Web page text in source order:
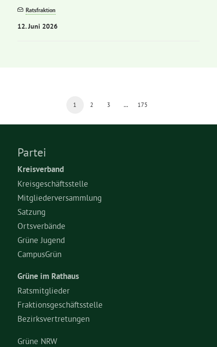
Ratsfraktion
12. Juni 2026
1 2 3 … 175
Partei
Kreisverband
Kreisgeschäftsstelle
Mitgliederversammlung
Satzung
Ortsverbände
Grüne Jugend
CampusGrün
Grüne im Rathaus
Ratsmitglieder
Fraktionsgeschäftsstelle
Bezirksvertretungen
Grüne NRW